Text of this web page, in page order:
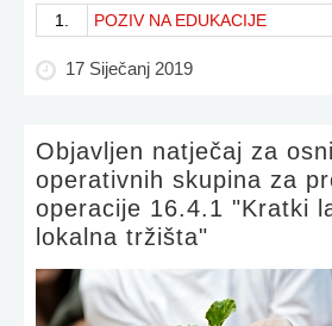
1. POZIV NA EDUKACIJE
17 Siječanj 2019
Objavljen natječaj za
operativnih skupina za
operacije 16.4.1 "Kratki
lokalna tržišta"